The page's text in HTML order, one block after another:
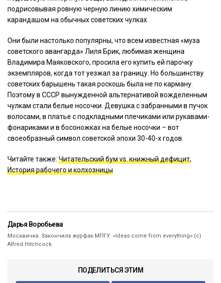
подрисовывая ровную черную линию химическим
карандашом на обычных советских чулках.
Они были настолько популярны, что всем известная «муза
советского авангарда» Лиля Брик, любимая женщина
Владимира Маяковского, просила его купить ей парочку
экземпляров, когда тот уезжал за границу. Но большинству
советских барышень такая роскошь была не по карману.
Поэтому в СССР вынужденной альтернативой вожделенным
чулкам стали белые носочки. Девушка с забранными в пучок
волосами, в платье с подкладными плечиками или рукавами-
фонариками и в босоножках на белые носочки – вот
своеобразный символ советской эпохи 30-40-х годов.
Читайте также: Читательский бум vs. книжный дефицит,
История рабочего и колхозницы
Дарья Воробьева
Москвичка. Закончила журфак МПГУ. «Ideas come from everything» (с)
Alfred Hitchcock
ПОДЕЛИТЬСЯ ЭТИМ